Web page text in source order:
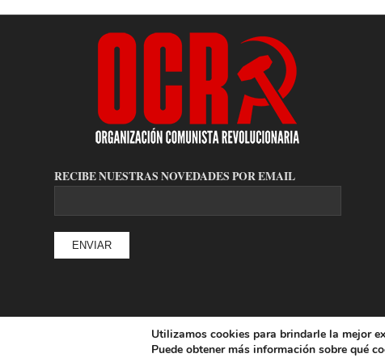
RECIBE NUESTRAS NOVEDADES POR EMAIL
© Copyright - Organización Comunista Revolucionaria
Utilizamos cookies para brindarle la mejor
Puede obtener más información sobre qué